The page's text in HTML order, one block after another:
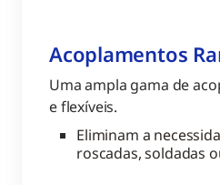
Acoplamentos
Uma ampla gama de
e flexíveis.
Eliminam a
roscadas, soldadas